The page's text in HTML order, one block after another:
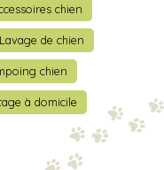
chien
Lavage de chien
chien
à domicile